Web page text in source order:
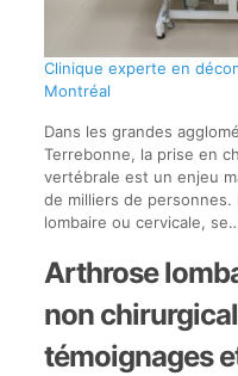
Clinique experte en
Montréal
Dans les grandes
Terrebonne, la prise en
vertébrale est un enjeu
de milliers de personnes.
lombaire ou cervicale,
Arthrose
non
témoignages